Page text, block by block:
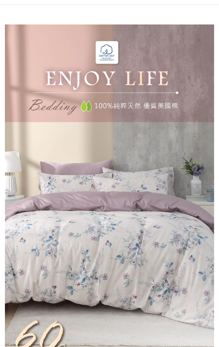
※ 交易是否成功請以「AFTEE先享後付 」之結帳頁面顯示為準，若有關於
是否繳費成功／繳費後需取消欲退款等相關疑問，請聯繫「AFTEE先享後付
https://netprotections.freshdesk.com/support/home
【注意事項】
１．透過由恩沛科技股份有限公司提供之「AFTEE先享後付」服務完成之交
易，需依本服務之必要範圍內提供個人資料，並將交易相關給付款項請求債
權轉讓予恩沛科技股份有限公司。
３．未成年的使用者請事先徵得法定代理人或監護人之同意方可使用
「AFTEE先享後付」，若未經同意申辦者引起之損失，本公司不負相關責
任。
４．使用「AFTEE先享後付」時，將依據個別帳號之用戶狀況，依本公司即
時審查核予不同之上限額度；若仍有額度不足之情形，本公司將視審查結果
請求用戶進行身份認證。
５．嚴禁一人註冊多個帳號或使用他人資訊註冊。若發現惡意使用之情形，
恩沛科技股份有限公司將有權停止該用戶之使用額度並採取法律行動。
每筆NT$60，滿NT$499(含以上)免運費
每筆NT$100，滿NT$499(含以上)免運費
離島宅配